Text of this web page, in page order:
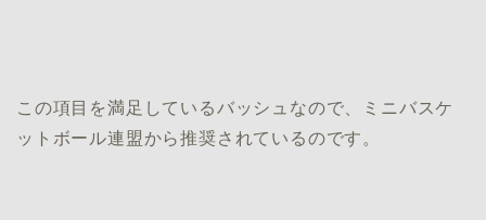
この項目を満足しているバッシュなので、ミニバスケ
ットボール連盟から推奨されているのです。